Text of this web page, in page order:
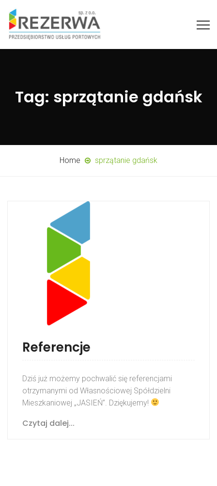
Tag: sprzątanie gdańsk
Home sprzątanie gdańsk
Referencje
Dziś już możemy pochwalić się referencjami
otrzymanymi od Własnościowej Spółdzielni
Mieszkaniowej „JASIEŃ”. Dziękujemy!
Czytaj dalej...